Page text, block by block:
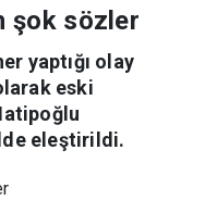
şok sözler
yaptığı olay
eski
eleştirildi.